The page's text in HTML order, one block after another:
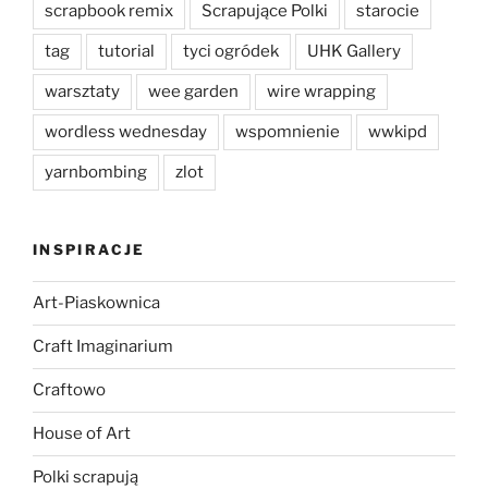
scrapbook remix Scrapujące Polki starocie
tag tutorial tyci ogródek UHK Gallery
warsztaty wee garden wire wrapping
wordless wednesday wspomnienie wwkipd
yarnbombing zlot
INSPIRACJE
Art-Piaskownica
Craft Imaginarium
Craftowo
House of Art
Polki scrapują